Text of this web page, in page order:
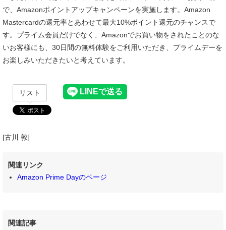
で、Amazonポイントアップキャンペーンを実施します。Amazon
Mastercardの還元率とあわせて最大10%ポイント還元のチャンスで
す。プライム会員だけでなく、Amazonでお買い物をされたことのな
いお客様にも、30日間の無料体験をご利用いただき、プライムデーを
お楽しみいただきたいと考えています。
リスト
[古川 敦]
関連リンク
Amazon Prime Dayのページ
関連記事